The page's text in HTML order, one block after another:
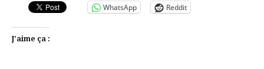
WhatsApp Reddit
J’aime ça :